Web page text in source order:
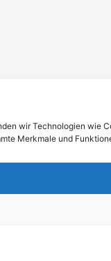
wir Technologien wie
Merkmale und